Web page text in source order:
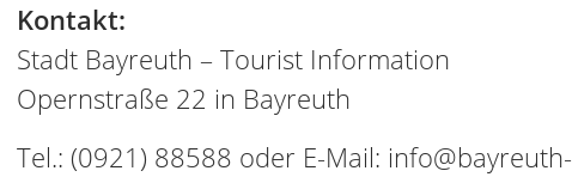
Kontakt:
Stadt Bayreuth – Tourist Information
Opernstraße 22 in Bayreuth
Tel.: (0921) 88588 oder E-Mail: info@bayreuth-